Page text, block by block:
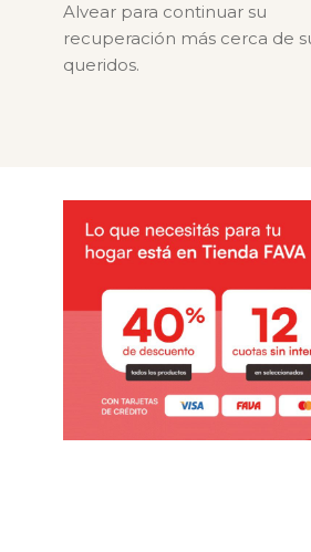
Alvear para continuar su
recuperación más cerca de
queridos.